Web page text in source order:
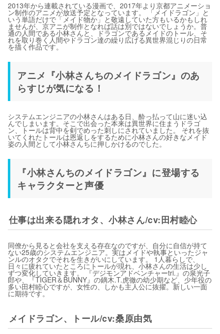
2013年から連載されている漫画で、2017年より京都アニメーショ
ン制作のアニメが放送予定となっています。 「メイドラゴン」と
いう単語だけで「メイド物か」と敬遠していた方もいるかもしれ
ませんが、京アニが制作となれば話は別ではないでしょうか。普
通の人間である小林さんと、ドラゴンであるメイドのトール、そ
れを取り巻く人間やドラゴン達の繰り広げる異世界混じりの日常
を描く作品です。
アニメ『小林さんちのメイドラゴン』のあ
らすじが気になる！
システムエンジニアの小林さんはある日、酔っ払って山に迷い込
んでしまいます。そこで出会った本来は異世界に住まうドラゴ
ン、トールは背中を剣でめった刺しにされていました。 それを抜
いてくれたトールは恩返しをするために小林さんの好きなメイド
姿の人間として小林さんちに押しかけるのでした。
『小林さんちのメイドラゴン』に登場する
キャラクターと声優
仕事は出来る隠れオタ、小林さん/cv:田村睦心
同僚から見ると会社を支える存在なのですが、自分に自信が持て
ない25歳のシステムエンジニア。実はメイドや執事といったジャ
ンルのオタクでそれを生きがいにしています。 1人暮らしで、
日々に疲れていたところにトールが現れ、小林さんの生活は少し
ずつ変化していきます。 『デジモンアドベンチャーtri.』の泉光子
郎や、『TIGER＆BUNNY』の鏑木.T.虎徹の幼少期など、少年役の
多い田村睦心ですが、女性の、しかも主人公に抜擢。新しい一面
に期待です。
メイドラゴン、トール/cv:桑原由気